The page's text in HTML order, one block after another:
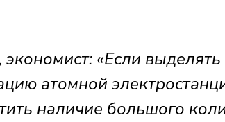
«Если выделять
атомной
наличие большого